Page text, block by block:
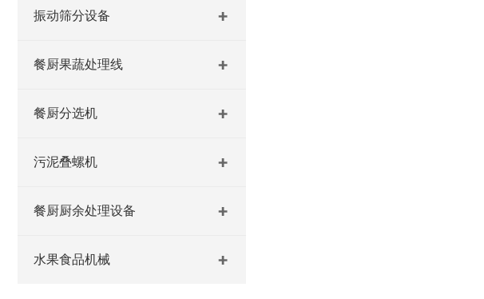
振动筛分设备
餐厨果蔬处理线
餐厨分选机
污泥叠螺机
餐厨厨余处理设备
水果食品机械